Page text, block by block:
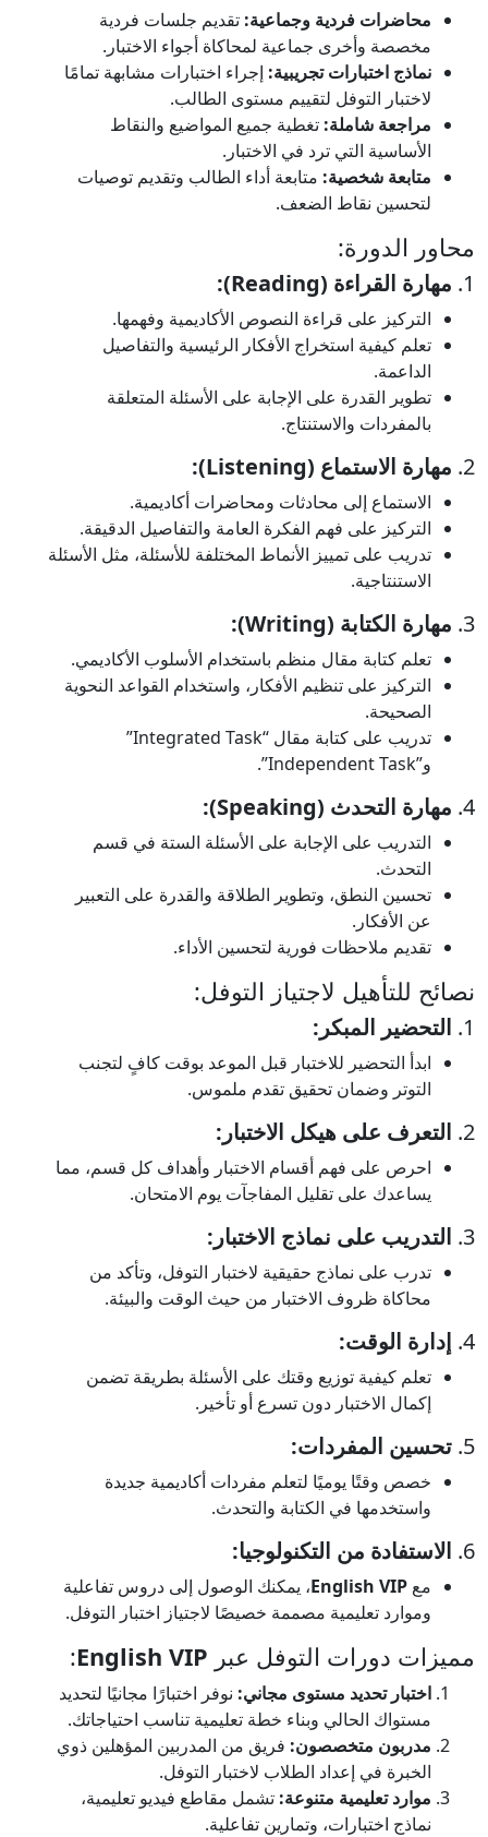
محاضرات فردية وجماعية: تقديم جلسات فردية
مخصصة وأخرى جماعية لمحاكاة أجواء الاختبار.
نماذج اختبارات تجريبية: إجراء اختبارات مشابهة تمامًا
لاختبار التوفل لتقييم مستوى الطالب.
مراجعة شاملة: تغطية جميع المواضيع والنقاط
الأساسية التي ترد في الاختبار.
متابعة شخصية: متابعة أداء الطالب وتقديم توصيات
لتحسين نقاط الضعف.
محاور الدورة:
1. مهارة القراءة (Reading):
التركيز على قراءة النصوص الأكاديمية وفهمها.
تعلم كيفية استخراج الأفكار الرئيسية والتفاصيل
الداعمة.
تطوير القدرة على الإجابة على الأسئلة المتعلقة
بالمفردات والاستنتاج.
2. مهارة الاستماع (Listening):
الاستماع إلى محادثات ومحاضرات أكاديمية.
التركيز على فهم الفكرة العامة والتفاصيل الدقيقة.
تدريب على تمييز الأنماط المختلفة للأسئلة، مثل الأسئلة
الاستنتاجية.
3. مهارة الكتابة (Writing):
تعلم كتابة مقال منظم باستخدام الأسلوب الأكاديمي.
التركيز على تنظيم الأفكار، واستخدام القواعد النحوية
الصحيحة.
تدريب على كتابة مقال “Integrated Task”
و”Independent Task”.
4. مهارة التحدث (Speaking):
التدريب على الإجابة على الأسئلة الستة في قسم
التحدث.
تحسين النطق، وتطوير الطلاقة والقدرة على التعبير
عن الأفكار.
تقديم ملاحظات فورية لتحسين الأداء.
نصائح للتأهيل لاجتياز التوفل:
1. التحضير المبكر:
ابدأ التحضير للاختبار قبل الموعد بوقت كافٍ لتجنب
التوتر وضمان تحقيق تقدم ملموس.
2. التعرف على هيكل الاختبار:
احرص على فهم أقسام الاختبار وأهداف كل قسم، مما
يساعدك على تقليل المفاجآت يوم الامتحان.
3. التدريب على نماذج الاختبار:
تدرب على نماذج حقيقية لاختبار التوفل، وتأكد من
محاكاة ظروف الاختبار من حيث الوقت والبيئة.
4. إدارة الوقت:
تعلم كيفية توزيع وقتك على الأسئلة بطريقة تضمن
إكمال الاختبار دون تسرع أو تأخير.
5. تحسين المفردات:
خصص وقتًا يوميًا لتعلم مفردات أكاديمية جديدة
واستخدمها في الكتابة والتحدث.
6. الاستفادة من التكنولوجيا:
مع English VIP، يمكنك الوصول إلى دروس تفاعلية
وموارد تعليمية مصممة خصيصًا لاجتياز اختبار التوفل.
مميزات دورات التوفل عبر English VIP
:
اختبار تحديد مستوى مجاني: نوفر اختبارًا مجانيًا لتحديد
مستواك الحالي وبناء خطة تعليمية تناسب احتياجاتك.
مدربون متخصصون: فريق من المدربين المؤهلين ذوي
الخبرة في إعداد الطلاب لاختبار التوفل.
موارد تعليمية متنوعة: تشمل مقاطع فيديو تعليمية،
نماذج اختبارات، وتمارين تفاعلية.